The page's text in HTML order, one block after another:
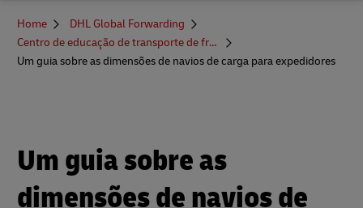
You
here
Home
DHL Global Forwarding
Centro de educação de transporte de frete
Um guia sobre as dimensões de navios de carga para expedidores
Um guia sobre as
dimensões de navios de